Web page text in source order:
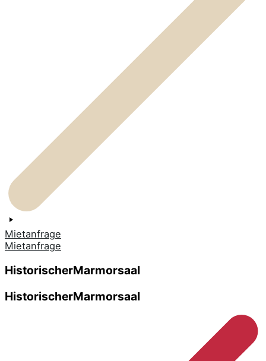
Mietanfrage
Mietanfrage
HistorischerMarmorsaal
HistorischerMarmorsaal